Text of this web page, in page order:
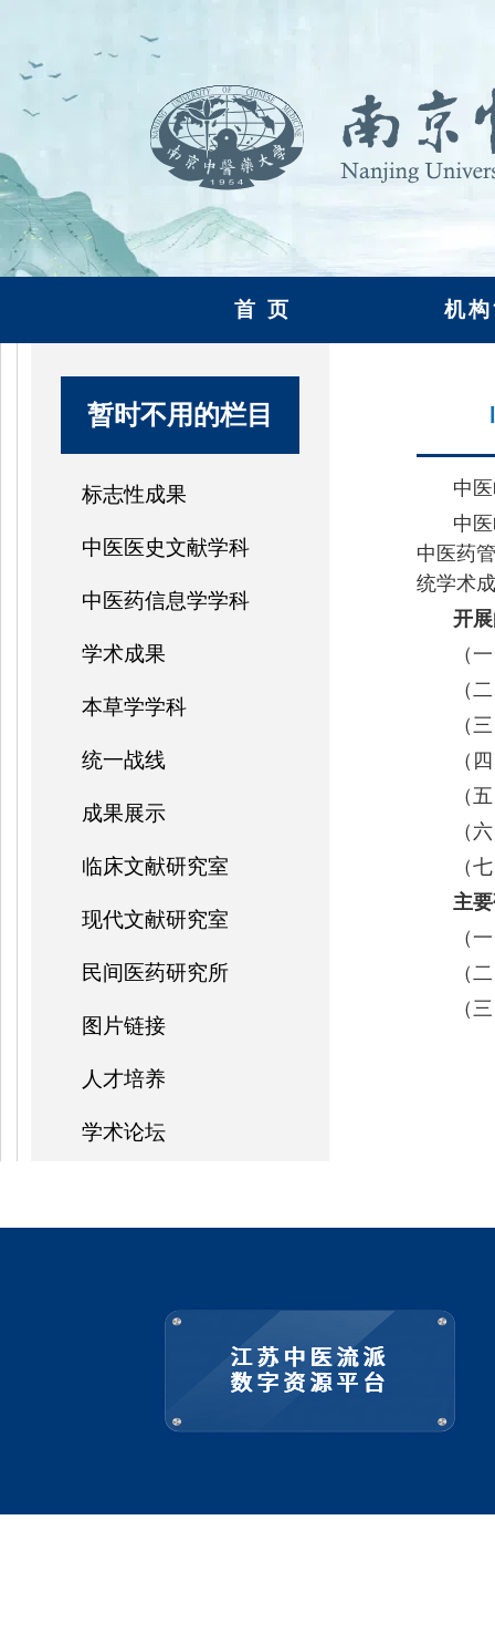
首 页 机
暂时不用的栏目
标志性成果
中医医史文献学科
中医药信息学学科
学术成果
本草学学科
统一战线
成果展示
临床文献研究室
现代文献研究室
民间医药研究所
图片链接
人才培养
学术论坛
中
中
中医药
统学术
开
（
（
（
（
（
（
（
主
（
（
（